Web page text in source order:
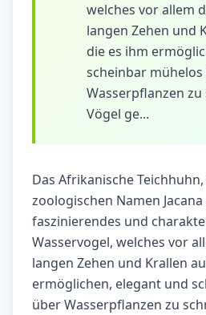
welches vor allem
langen Zehen und
die es ihm
scheinbar
Wasserpflanzen
Vögel ge...
Das Afrikanische
zoologischen Namen
faszinierendes und
Wasservogel, welches vor
langen Zehen und Krallen
ermöglichen, elegant und
über Wasserpflanzen zu